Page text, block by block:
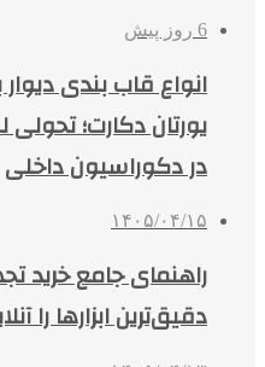
6 روز پیش
انواع قاب بندی
یورتان دکارت؛
در دکوراسیون داخلی
۱۴۰۵/۰۴/۱۵
راهنمای جامع خرید
دقیق‌ترین ابزارها را